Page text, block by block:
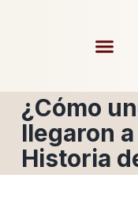
¿Cómo
llegaron
Historia